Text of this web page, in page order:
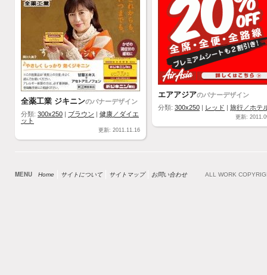
エアアジアのバナーデザイン
分類: 300x250 レッド 旅行／ホテ
更新:
全薬工業 ジキニンのバナーデザイン
分類: 300x250 ブラウン
健康／ダイエ
ット
更新: 2011.11.16
MENU Home サイトについて サイトマップ お問い合わせ ALL WORK